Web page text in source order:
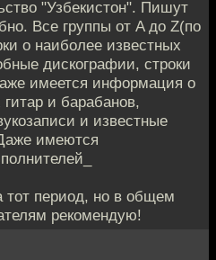
"Узбекистон". Пишут
Все группы от A до Z(по
о наиболее известных
дискографии, строки
имеется информация о
и барабанов,
и известные
имеются
тот период, но в общем
рекомендую!